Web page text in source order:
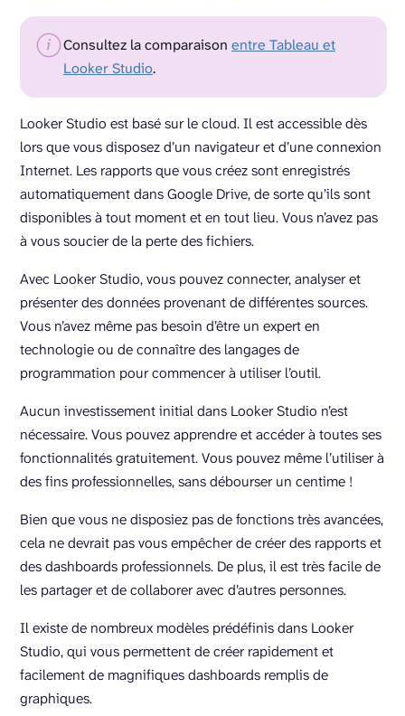
Consultez la comparaison entre Tableau et
Looker Studio.
Looker Studio est basé sur le cloud. Il est accessible dès
lors que vous disposez d’un navigateur et d’une connexion
Internet. Les rapports que vous créez sont enregistrés
automatiquement dans Google Drive, de sorte qu’ils sont
disponibles à tout moment et en tout lieu. Vous n’avez pas
à vous soucier de la perte des fichiers.
Avec Looker Studio, vous pouvez connecter, analyser et
présenter des données provenant de différentes sources.
Vous n’avez même pas besoin d’être un expert en
technologie ou de connaître des langages de
programmation pour commencer à utiliser l’outil.
Aucun investissement initial dans Looker Studio n’est
nécessaire. Vous pouvez apprendre et accéder à toutes ses
fonctionnalités gratuitement. Vous pouvez même l’utiliser à
des fins professionnelles, sans débourser un centime !
Bien que vous ne disposiez pas de fonctions très avancées,
cela ne devrait pas vous empêcher de créer des rapports et
des dashboards professionnels. De plus, il est très facile de
les partager et de collaborer avec d’autres personnes.
Il existe de nombreux modèles prédéfinis dans Looker
Studio, qui vous permettent de créer rapidement et
facilement de magnifiques dashboards remplis de
graphiques.